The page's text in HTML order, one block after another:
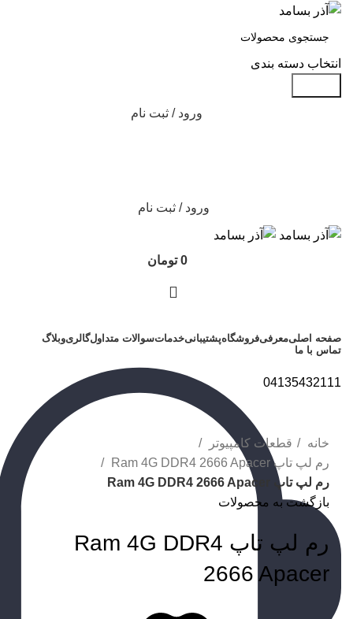
انتخاب دسته بندی
ورود / ثبت نام
ورود / ثبت نام
0 تومان
صفحه اصلیمعرفیفروشگاهپشتیبانیخدماتسوالات متداولگالریوبلاگ
تماس با ما
04135432111
برای بزرگنمایی کلیک کنید
خانه
قطعات کامپیوتر
رم لپ تاپ Ram 4G DDR4 2666 Apacer
رم لپ تاپ Ram 4G DDR4 2666 Apacer
بازگشت به محصولات
رم لپ تاپ Ram 4G DDR4
2666 Apacer